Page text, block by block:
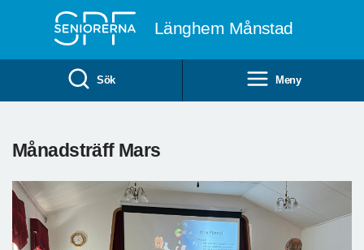
Länghem Månstad
Sök Meny
Månadsträff Mars